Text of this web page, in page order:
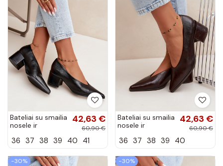
Bateliai su smailia
nosele ir
kulniukais iš
juodos spalvos...
42,63 €
60,90 €
36 37 38 39 40 41
Bateliai su smailia
nosele ir
kulniukais iš
tamsiai rudos...
42,63 €
60,90 €
36 37 38 39 40
−30%
−30%